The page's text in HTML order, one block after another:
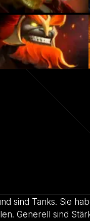
sind Tanks. Sie
Generell sind